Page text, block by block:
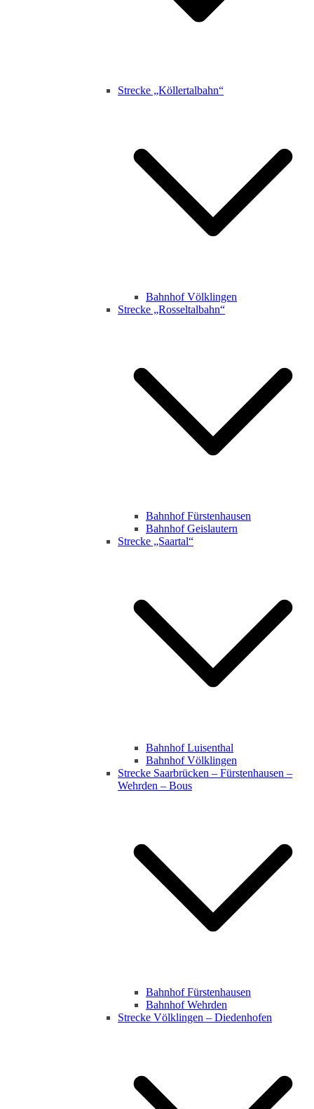
Strecke „Köllertalbahn“
Bahnhof Völklingen
Strecke „Rosseltalbahn“
Bahnhof Fürstenhausen
Bahnhof Geislautern
Strecke „Saartal“
Bahnhof Luisenthal
Bahnhof Völklingen
Strecke Saarbrücken – Fürstenhausen –
Wehrden – Bous
Bahnhof Fürstenhausen
Bahnhof Wehrden
Strecke Völklingen – Diedenhofen